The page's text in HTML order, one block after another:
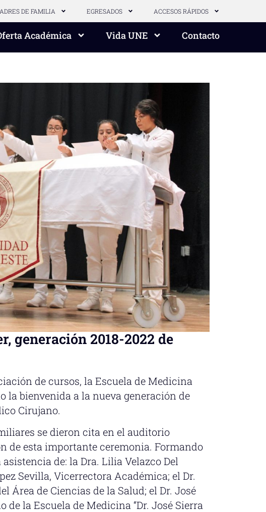
DE FAMILIA EGRESADOS ACCESOS RÁPIDOS
Académica Vida UNE Contacto
generación 2018-2022 de
de cursos, la Escuela de Medicina
la bienvenida a la nueva generación de
Cirujano.
se dieron cita en el auditorio
de esta importante ceremonia. Formando
de: la Dra. Lilia Velazco Del
Sevilla, Vicerrectora Académica; el Dr.
Área de Ciencias de la Salud; el Dr. José
la Escuela de Medicina “Dr. José Sierra